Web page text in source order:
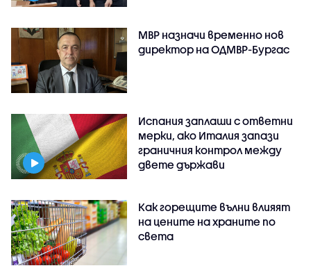
МВР назначи временно нов
директор на ОДМВР-Бургас
Испания заплаши с ответни
мерки, ако Италия запази
граничния контрол между
двете държави
Как горещите вълни влияят
на цените на храните по
света